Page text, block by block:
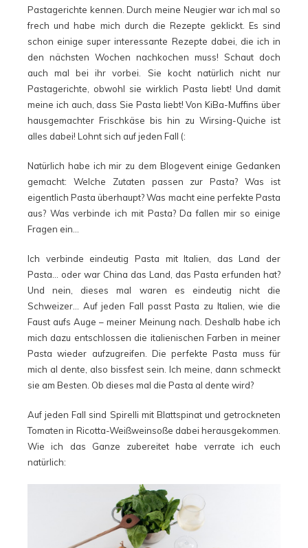
Pastagerichte kennen. Durch meine Neugier war ich mal so
frech und habe mich durch die Rezepte geklickt. Es sind
schon einige super interessante Rezepte dabei, die ich in
den nächsten Wochen nachkochen muss! Schaut doch
auch mal bei ihr vorbei. Sie kocht natürlich nicht nur
Pastagerichte, obwohl sie wirklich Pasta liebt! Und damit
meine ich auch, dass Sie Pasta liebt! Von KiBa-Muffins über
hausgemachter Frischkäse bis hin zu Wirsing-Quiche ist
alles dabei! Lohnt sich auf jeden Fall (:
Natürlich habe ich mir zu dem Blogevent einige Gedanken
gemacht: Welche Zutaten passen zur Pasta? Was ist
eigentlich Pasta überhaupt? Was macht eine perfekte Pasta
aus? Was verbinde ich mit Pasta? Da fallen mir so einige
Fragen ein…
Ich verbinde eindeutig Pasta mit Italien, das Land der
Pasta… oder war China das Land, das Pasta erfunden hat?
Und nein, dieses mal waren es eindeutig nicht die
Schweizer… Auf jeden Fall passt Pasta zu Italien, wie die
Faust aufs Auge – meiner Meinung nach. Deshalb habe ich
mich dazu entschlossen die italienischen Farben in meiner
Pasta wieder aufzugreifen. Die perfekte Pasta muss für
mich al dente, also bissfest sein. Ich meine, dann schmeckt
sie am Besten. Ob dieses mal die Pasta al dente wird?
Auf jeden Fall sind Spirelli mit Blattspinat und getrockneten
Tomaten in Ricotta-Weißweinsoße dabei herausgekommen.
Wie ich das Ganze zubereitet habe verrate ich euch
natürlich: